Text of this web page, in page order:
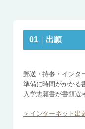
01｜出願
郵送・持参・インタ
準備に時間がかかる
入学志願書が書類選
＞インターネット出